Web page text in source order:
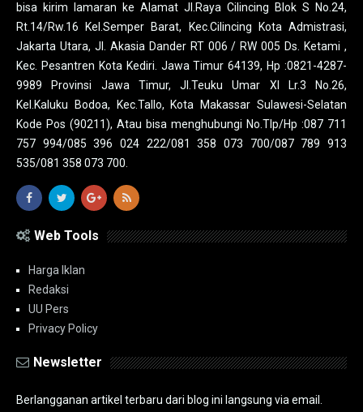
bisa kirim lamaran ke Alamat Jl.Raya Cilincing Blok S No.24,
Rt.14/Rw.16 Kel.Semper Barat, Kec.Cilincing Kota Admistrasi,
Jakarta Utara, Jl. Akasia Dander RT 006 / RW 005 Ds. Ketami ,
Kec. Pesantren Kota Kediri. Jawa Timur 64139, Hp :0821-4287-
9989 Provinsi Jawa Timur, Jl.Teuku Umar XI Lr.3 No.26,
Kel.Kaluku Bodoa, Kec.Tallo, Kota Makassar Sulawesi-Selatan
Kode Pos (90211), Atau bisa menghubungi No.Tlp/Hp :087 711
757 994/085 396 024 222/081 358 073 700/087 789 913
535/081 358 073 700.
Web Tools
Harga Iklan
Redaksi
UU Pers
Privacy Policy
Newsletter
Berlangganan artikel terbaru dari blog ini langsung via email.